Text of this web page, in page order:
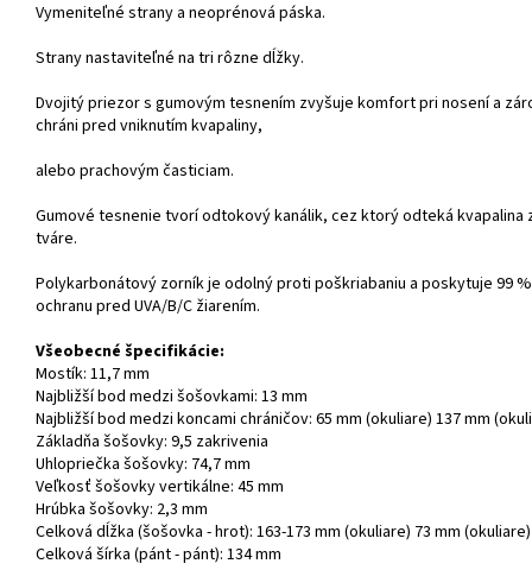
Vymeniteľné strany a neoprénová páska.
Strany nastaviteľné na tri rôzne dĺžky.
Dvojitý priezor s gumovým tesnením zvyšuje komfort pri nosení a
chráni pred vniknutím kvapaliny,
alebo prachovým časticiam.
Gumové tesnenie tvorí odtokový kanálik, cez ktorý odteká kvapalina
tváre.
Polykarbonátový zorník je odolný proti poškriabaniu a poskytuje 99 %
ochranu pred UVA/B/C žiarením.
Všeobecné špecifikácie:
Mostík: 11,7 mm
Najbližší bod medzi šošovkami: 13 mm
Najbližší bod medzi koncami chráničov: 65 mm (okuliare) 137 mm
Základňa šošovky: 9,5 zakrivenia
Uhlopriečka šošovky: 74,7 mm
Veľkosť šošovky vertikálne: 45 mm
Hrúbka šošovky: 2,3 mm
Celková dĺžka (šošovka - hrot): 163-173 mm (okuliare) 73 mm (okuliare)
Celková šírka (pánt - pánt): 134 mm